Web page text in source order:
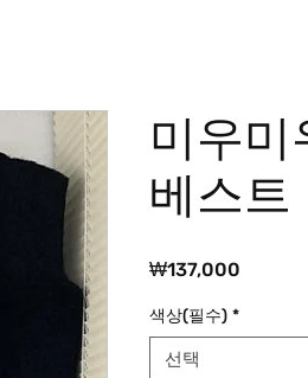
미우미
베스트
₩137,000
색상(필수) *
선택